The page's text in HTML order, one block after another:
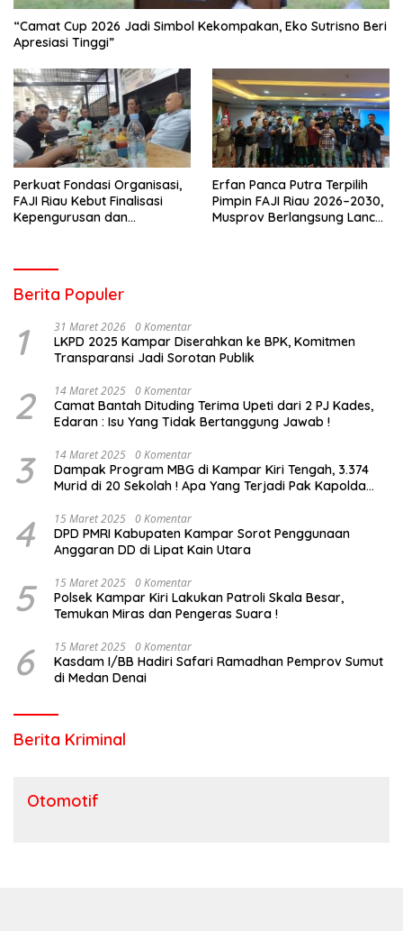
“Camat Cup 2026 Jadi Simbol Kekompakan, Eko Sutrisno Beri
Apresiasi Tinggi”
Perkuat Fondasi Organisasi,
FAJI Riau Kebut Finalisasi
Kepengurusan dan
Erfan Panca Putra Terpilih
Pimpin FAJI Riau 2026–2030,
Musprov Berlangsung Lancar
Berita Populer
1 31 Maret 2026 0 Komentar
LKPD 2025 Kampar Diserahkan ke BPK, Komitmen
Transparansi Jadi Sorotan Publik
2 14 Maret 2025 0 Komentar
Camat Bantah Dituding Terima Upeti dari 2 PJ Kades,
Edaran : Isu Yang Tidak Bertanggung Jawab !
3 14 Maret 2025 0 Komentar
Dampak Program MBG di Kampar Kiri Tengah, 3.374
Murid di 20 Sekolah ! Apa Yang Terjadi Pak Kapolda
4 15 Maret 2025 0 Komentar
DPD PMRI Kabupaten Kampar Sorot Penggunaan
Anggaran DD di Lipat Kain Utara
5 15 Maret 2025 0 Komentar
Polsek Kampar Kiri Lakukan Patroli Skala Besar,
Temukan Miras dan Pengeras Suara !
6 15 Maret 2025 0 Komentar
Kasdam I/BB Hadiri Safari Ramadhan Pemprov Sumut
di Medan Denai
Berita Kriminal
Otomotif